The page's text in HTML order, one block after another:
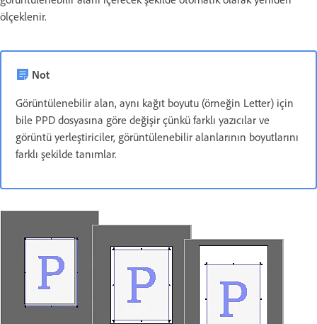
ölçeklenir.
Not
Görüntülenebilir alan, aynı kağıt boyutu (örneğin Letter) için
bile PPD dosyasına göre değişir çünkü farklı yazıcılar ve
görüntü yerleştiriciler, görüntülenebilir alanlarının boyutlarını
farklı şekilde tanımlar.